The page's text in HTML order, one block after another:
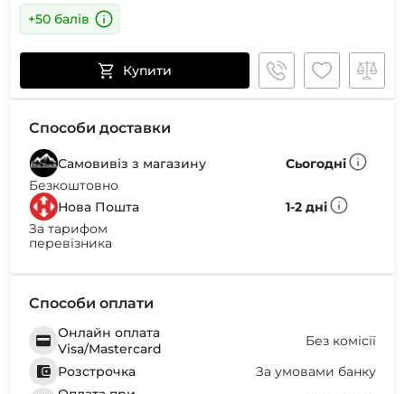
+50 балів
Купити
Способи доставки
Самовивіз з магазину
Сьогодні
Безкоштовно
Нова Пошта
1-2 дні
За тарифом
перевізника
Способи оплати
Онлайн оплата
Visa/Mastercard
Без комісії
Розстрочка
За умовами банку